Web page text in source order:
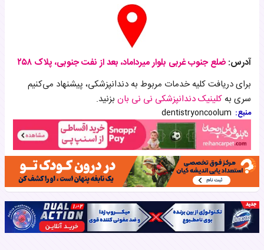
آدرس: ضلع جنوب غربی بلوار میرداماد، بعد از نفت جنوبی، پلاک ۲۵۸
برای دریافت کلیه خدمات مربوط به دندانپزشکی، پیشنهاد می‌کنیم
سری به کلینیک دندانپزشکی نی نی بان بزنید.
منبع: dentistryoncoolum